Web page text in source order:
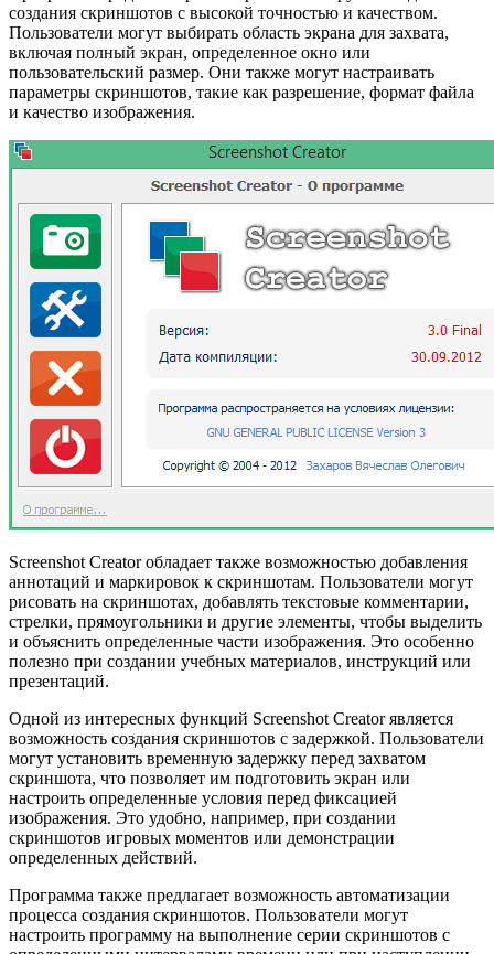
создания скриншотов с высокой точностью и качеством.
Пользователи могут выбирать область экрана для захвата,
включая полный экран, определенное окно или
пользовательский размер. Они также могут настраивать
параметры скриншотов, такие как разрешение, формат файла
и качество изображения.
Screenshot Creator обладает также возможностью добавления
аннотаций и маркировок к скриншотам. Пользователи могут
рисовать на скриншотах, добавлять текстовые комментарии,
стрелки, прямоугольники и другие элементы, чтобы выделить
и объяснить определенные части изображения. Это особенно
полезно при создании учебных материалов, инструкций или
презентаций.
Одной из интересных функций Screenshot Creator является
возможность создания скриншотов с задержкой. Пользователи
могут установить временную задержку перед захватом
скриншота, что позволяет им подготовить экран или
настроить определенные условия перед фиксацией
изображения. Это удобно, например, при создании
скриншотов игровых моментов или демонстрации
определенных действий.
Программа также предлагает возможность автоматизации
процесса создания скриншотов. Пользователи могут
настроить программу на выполнение серии скриншотов с